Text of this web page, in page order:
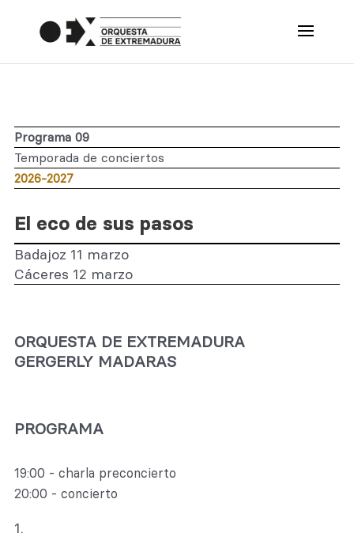
Programa 09
Temporada de conciertos
2026-2027
El eco de sus pasos
Badajoz 11 marzo
Cáceres 12 marzo
ORQUESTA DE EXTREMADURA
GERGERLY MADARAS
PROGRAMA
19:00 - charla preconcierto
20:00 - concierto
1.